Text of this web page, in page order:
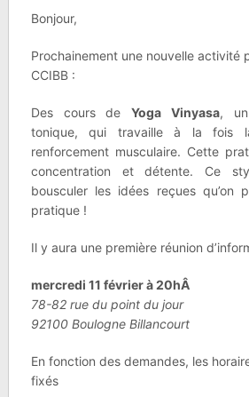
Bonjour,
Prochainement une nouvelle activité
CCIBB :
Des cours deYoga Vinyasa, un
tonique, qui travaille à la fois
renforcement musculaire. Cette
concentration et détente. Ce
bousculer les idées reçues qu’on
pratique !
Il y aura une première réunion
mercredi 11 février à 20hÂ
78-82 rue du point du jour
92100 Boulogne Billancourt
En fonction des demandes, les
fixés